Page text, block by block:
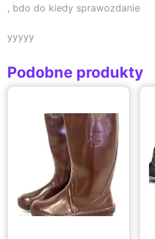
, bdo do kiedy sprawozdanie
yyyyy
Podobne produkty